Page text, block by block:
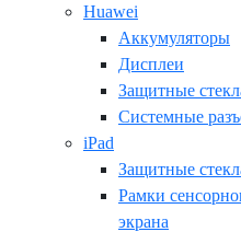
Huawei
Аккумуляторы
Дисплеи
Защитные
Системные
iPad
Защитные
Рамки
экрана